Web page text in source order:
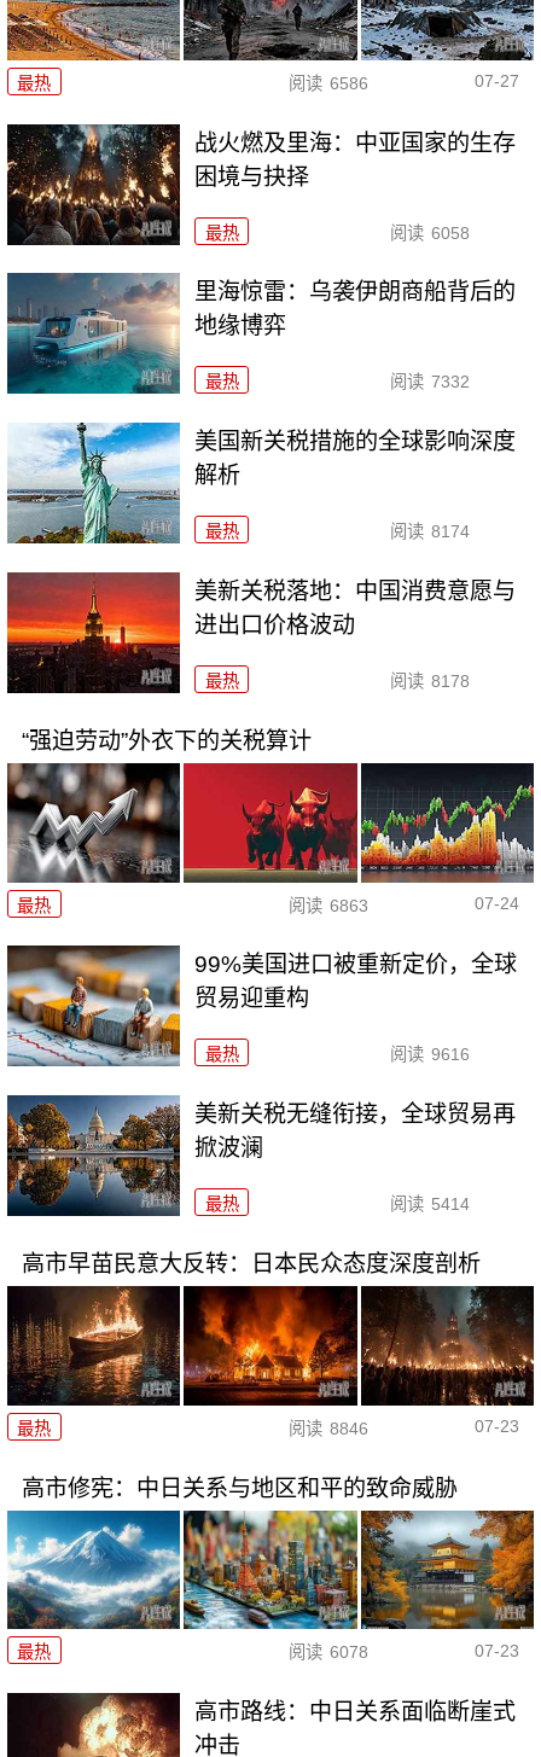
最热 阅读 6586 07-27
战火燃及里海：中亚国家的生存
困境与抉择
最热 阅读 6058
里海惊雷：乌袭伊朗商船背后的
地缘博弈
最热 阅读 7332
美国新关税措施的全球影响深度
解析
最热 阅读 8174
美新关税落地：中国消费意愿与
进出口价格波动
最热 阅读 8178
“强迫劳动”外衣下的关税算计
最热 阅读 6863 07-24
99%美国进口被重新定价，全球
贸易迎重构
最热 阅读 9616
美新关税无缝衔接，全球贸易再
掀波澜
最热 阅读 5414
高市早苗民意大反转：日本民众态度深度剖析
最热 阅读 8846 07-23
高市修宪：中日关系与地区和平的致命威胁
最热 阅读 6078 07-23
高市路线：中日关系面临断崖式
冲击